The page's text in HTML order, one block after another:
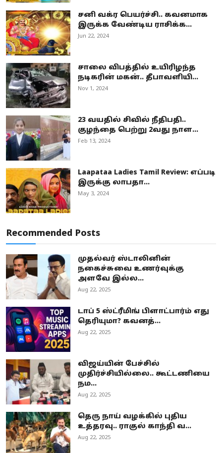
சனி வக்ர பெயர்ச்சி.. கவனமாக
இருக்க வேண்டிய ராசிக்க...
Jun 22, 2024
சாலை விபத்தில் உயிரிழந்த
நடிகரின் மகன்.. தீபாவளியி...
Nov 1, 2024
23 வயதில் சிவில் நீதிபதி..
குழந்தை பெற்று 2வது நாள...
Feb 13, 2024
Laapataa Ladies Tamil Review: எப்படி
இருக்கு லாபதா...
May 3, 2024
Recommended Posts
முதல்வர் ஸ்டாலினின்
நகைச்சுவை உணர்வுக்கு
அளவே இல்ல...
Aug 22, 2025
டாப் 5 ஸ்ட்ரீமிங் பிளாட்பார்ம் எது
தெரியுமா? கவனத்...
Aug 22, 2025
விஜய்யின் பேச்சில்
முதிர்ச்சியில்லை.. கூட்டணியை
நம...
Aug 22, 2025
தெரு நாய் வழக்கில் புதிய
உத்தரவு.. ராகுல் காந்தி வ...
Aug 22, 2025